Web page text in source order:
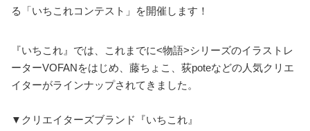
る「いちこれコンテスト」を開催します！
『いちこれ』では、これまでに<物語>シリーズのイラストレ
ーターVOFANをはじめ、藤ちょこ、荻poteなどの人気クリエ
イターがラインナップされてきました。
▼クリエイターズブランド『いちこれ』